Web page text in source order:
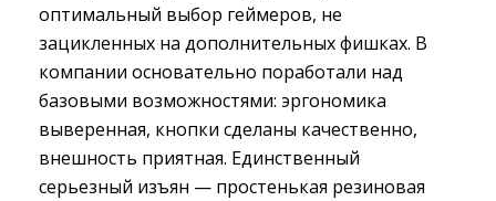
оптимальный выбор геймеров, не
зацикленных на дополнительных фишках. В
компании основательно поработали над
базовыми возможностями: эргономика
выверенная, кнопки сделаны качественно,
внешность приятная. Единственный
серьезный изъян — простенькая резиновая